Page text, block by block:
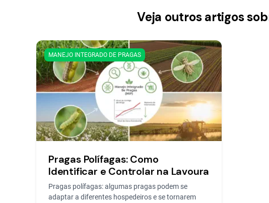
Veja outros artigos
MANEJO INTEGRADO DE PRAGAS
Pragas Polífagas: Como
Identificar e Controlar na Lavoura
Pragas polífagas: algumas pragas podem se
adaptar a diferentes hospedeiros e se tornarem